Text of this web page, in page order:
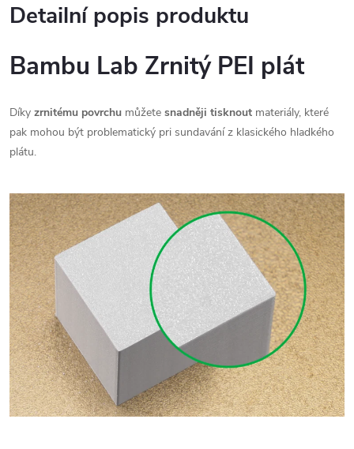
Detailní popis produktu
Bambu Lab Zrnitý PEI plát
Díky zrnitému povrchu můžete snadněji tisknout materiály, které
pak mohou být problematický pri sundavání z klasického hladkého
plátu.